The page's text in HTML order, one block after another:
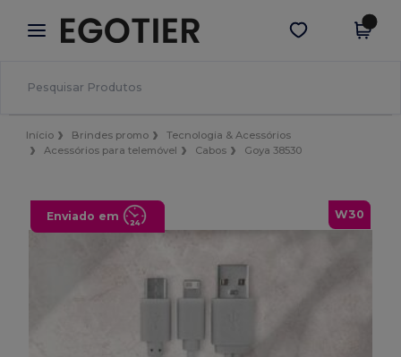
× App Egotier
Melhores preços na app!
Obter app
Início Brindes promo
Tecnologia & Acessórios
Acessórios para telemóvel
Cabos Goya 38530
W30
Enviado em